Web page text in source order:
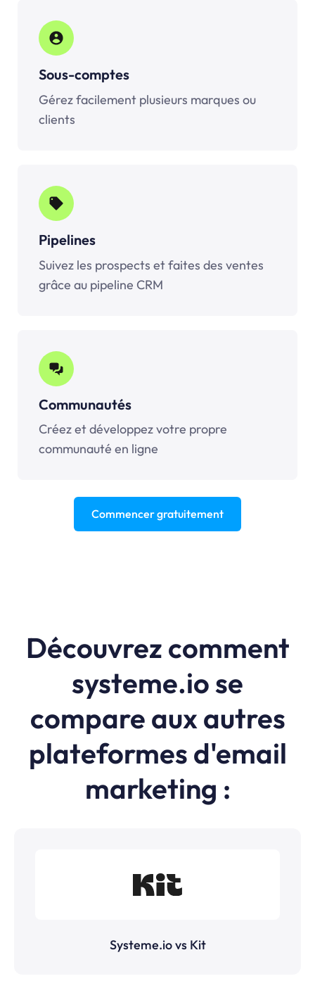
Sous-comptes
Gérez facilement plusieurs marques ou
clients
Pipelines
Suivez les prospects et faites des ventes
grâce au pipeline CRM
Communautés
Créez et développez votre propre
communauté en ligne
Commencer gratuitement
Découvrez comment
systeme.io se
compare aux autres
plateformes d'email
marketing :
Systeme.io vs Kit